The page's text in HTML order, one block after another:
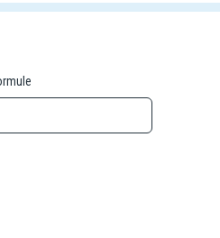
joyau naturel où les